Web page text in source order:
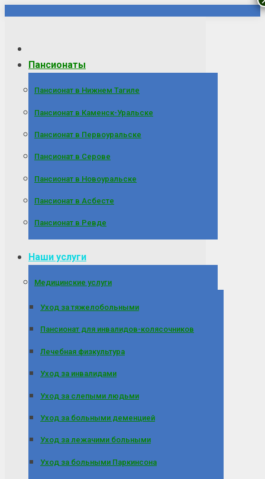
Пансионаты
Пансионат в Нижнем Тагиле
Пансионат в Каменск-Уральске
Пансионат в Первоуральске
Пансионат в Серове
Пансионат в Новоуральске
Пансионат в Асбесте
Пансионат в Ревде
Наши услуги
Медицинские услуги
Уход за тяжелобольными
Пансионат для инвалидов-колясочников
Лечебная физкультура
Уход за инвалидами
Уход за слепыми людьми
Уход за больными деменцией
Уход за лежачими больными
Уход за больными Паркинсона